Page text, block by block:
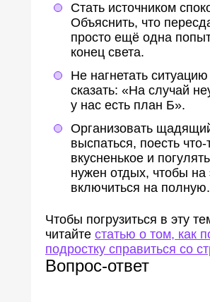
Стать источником
Объяснить, что
просто ещё одна
конец света.
Не нагнетать
сказать: «На случай
у нас есть план Б».
Организовать
выспаться, поесть что-
вкусненькое и
нужен отдых, чтобы на
включиться на полную.
Чтобы погрузиться в эту
читайте статью о том, как
подростку справиться со
Вопрос-ответ